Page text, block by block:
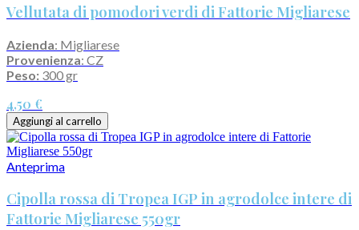
Vellutata di pomodori verdi di Fattorie Migliarese
Azienda: Migliarese
Provenienza: CZ
Peso: 300 gr
4,50 €
Aggiungi al carrello
Anteprima
Cipolla rossa di Tropea IGP in agrodolce intere di
Fattorie Migliarese 550gr